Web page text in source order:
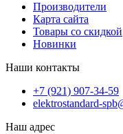
Производители
Карта сайта
Товары со скидкой
Новинки
Наши контакты
+7 (921) 907-34-59
elektrostandard-
Наш адрес